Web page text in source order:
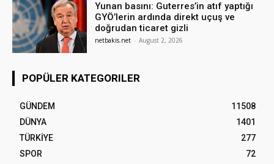
Yunan basını: Guterres’in atıf yaptığı
GYÖ’lerin ardında direkt uçuş ve
doğrudan ticaret gizli
netbakis.net - August 2, 2026
POPÜLER KATEGORILER
GÜNDEM
11508
DÜNYA
1401
TÜRKİYE
277
SPOR
72